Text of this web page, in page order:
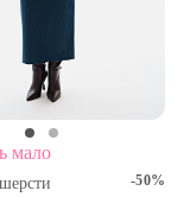
мало
-50%